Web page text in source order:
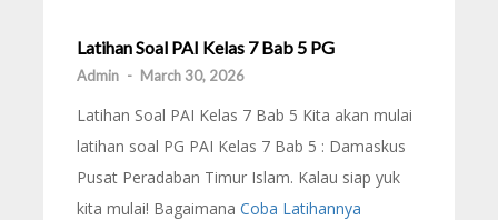
Latihan Soal PAI Kelas 7 Bab 5 PG
Admin - March 30, 2026
Latihan Soal PAI Kelas 7 Bab 5 Kita akan mulai
latihan soal PG PAI Kelas 7 Bab 5 : Damaskus
Pusat Peradaban Timur Islam. Kalau siap yuk
kita mulai! Bagaimana Coba Latihannya